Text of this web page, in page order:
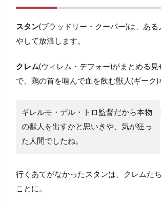
スタン(ブラッドリー・クーパー)は、あ
やして放浪します。
クレム(ウィレム・デフォー)がまとめる見
で、鶏の首を噛んで血を飲む獣人(ギーク)
ギレルモ・デル・トロ監督だから本物
の獣人を出すかと思いきや、気が狂っ
た人間でしたね。
行くあてがなかったスタンは、クレムた
ことに。